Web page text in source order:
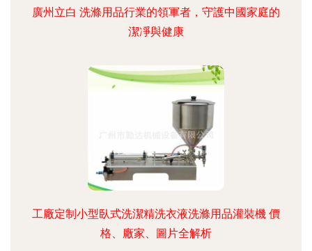
廣州立白 洗滌用品行業的領軍者，守護中國家庭的
潔凈與健康
工廠定制小型臥式洗潔精洗衣液洗滌用品灌裝機 價
格、廠家、圖片全解析